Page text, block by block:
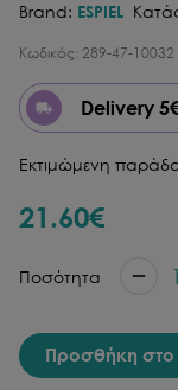
Brand: ESPIEL
Κωδικός: 289-47-10032
Delivery
Εκτιμώμενη
21.60€
Ποσότητα 1
Προσθήκη στο